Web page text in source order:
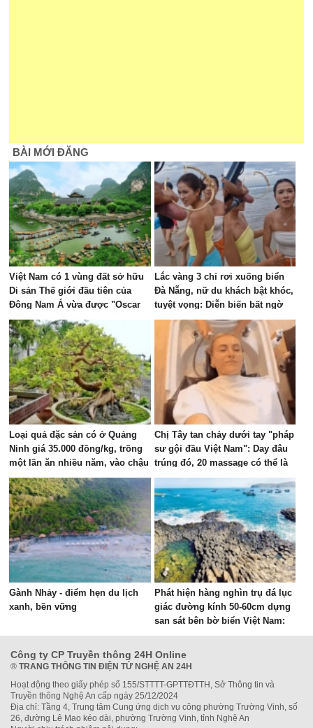
BÀI MỚI ĐĂNG
Việt Nam có 1 vùng đất sở hữu
Di sản Thế giới đầu tiên của
Đông Nam Á vừa được "Oscar
của ngành du lịch" đề cử, là nơi
tỷ phú Xuân Trường đầu tư KDL
tâm linh 12.000 ha
Lắc vàng 3 chỉ rơi xuống biển
Đà Nẵng, nữ du khách bật khóc,
tuyệt vọng: Diễn biến bất ngờ
sau đó
Loại quả đặc sản có ở Quảng
Ninh giá 35.000 đồng/kg, trồng
một lần ăn nhiều năm, vào chậu
làm bonsai giúp chiêu tài
Chị Tây tan chảy dưới tay "pháp
sư gội đầu Việt Nam": Day đâu
trúng đó, 20 massage có thể là
phê nhất cuộc đời!
Gành Nhảy - điểm hẹn du lịch
xanh, bền vững
Phát hiện hàng nghìn trụ đá lục
giác đường kính 50-60cm dựng
san sát bên bờ biển Việt Nam:
Là kỳ quan hiếm gặp trên thế
giới, đã hơn 2 triệu năm tuổi
Công ty CP Truyền thông 24H Online
® TRANG THÔNG TIN ĐIỆN TỬ NGHỆ AN 24H
Hoạt động theo giấy phép số 155/STTTT-GPTTĐTTH, Sở Thông tin và
Truyền thông Nghệ An cấp ngày 25/12/2024
Địa chỉ: Tầng 4, Trung tâm Cung ứng dịch vụ công phường Trường Vinh, số
26, đường Lê Mao kéo dài, phường Trường Vinh, tỉnh Nghệ An